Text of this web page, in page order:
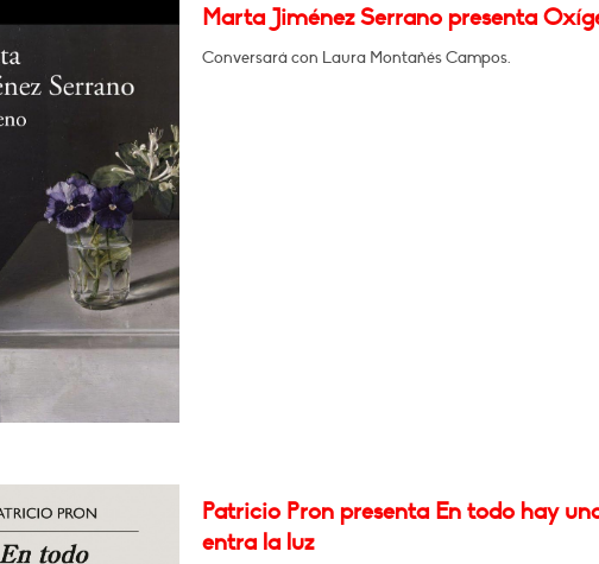
Marta Jiménez Serrano presenta
Conversará con Laura Montañés Campos.
Patricio Pron presenta En todo hay
entra la luz